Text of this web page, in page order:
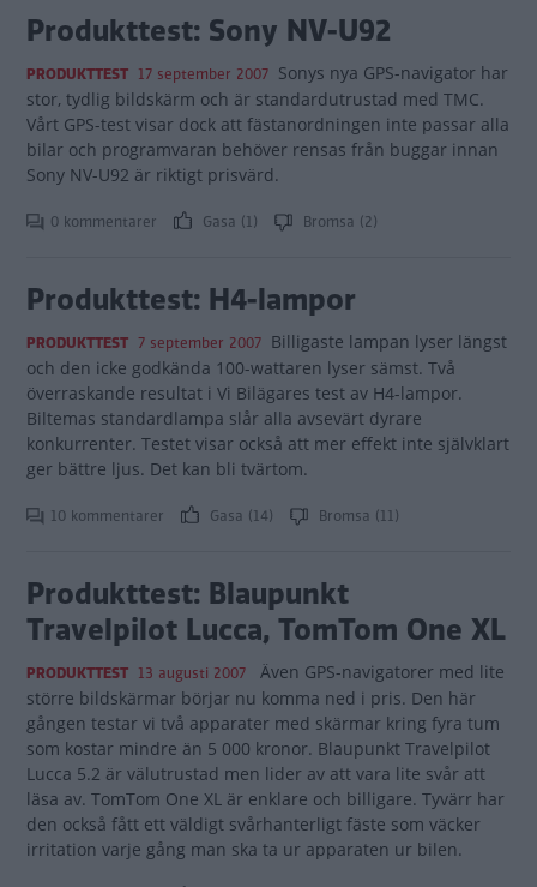
Produkttest: Sony NV-U92
PRODUKTTEST 17 september 2007 Sonys nya GPS-navigator har
stor, tydlig bildskärm och är standardutrustad med TMC.
Vårt GPS-test visar dock att fästanordningen inte passar alla
bilar och programvaran behöver rensas från buggar innan
Sony NV-U92 är riktigt prisvärd.
0 kommentarer Gasa (1) Bromsa (2)
Produkttest: H4-lampor
PRODUKTTEST 7 september 2007 Billigaste lampan lyser längst
och den icke godkända 100-wattaren lyser sämst. Två
överraskande resultat i Vi Bilägares test av H4-lampor.
Biltemas standardlampa slår alla avsevärt dyrare
konkurrenter. Testet visar också att mer effekt inte självklart
ger bättre ljus. Det kan bli tvärtom.
10 kommentarer Gasa (14) Bromsa (11)
Produkttest: Blaupunkt
Travelpilot Lucca, TomTom One XL
PRODUKTTEST 13 augusti 2007
Även GPS-navigatorer med lite
större bildskärmar börjar nu komma ned i pris. Den här
gången testar vi två apparater med skärmar kring fyra tum
som kostar mindre än 5 000 kronor. Blaupunkt Travelpilot
Lucca 5.2 är välutrustad men lider av att vara lite svår att
läsa av. TomTom One XL är enklare och billigare. Tyvärr har
den också fått ett väldigt svårhanterligt fäste som väcker
irritation varje gång man ska ta ur apparaten ur bilen.